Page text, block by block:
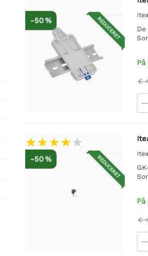
REDUCERET
-50 %
€
REDUCERET
-50 %
€